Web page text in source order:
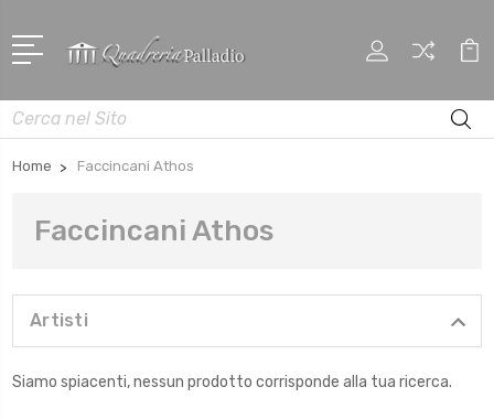
Cerca
Home Faccincani Athos
Faccincani Athos
Artisti
Siamo spiacenti, nessun prodotto corrisponde alla tua ricerca.